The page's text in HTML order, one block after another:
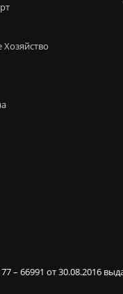
66991 от 30.08.2016